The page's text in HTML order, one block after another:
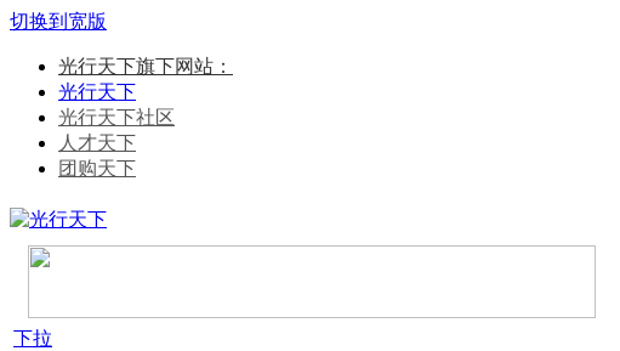
切换到宽版
光行天下旗下网站：
光行天下
光行天下社区
人才天下
团购天下
下拉